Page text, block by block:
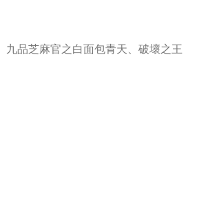
品芝麻官之白面包青天、破壞之王